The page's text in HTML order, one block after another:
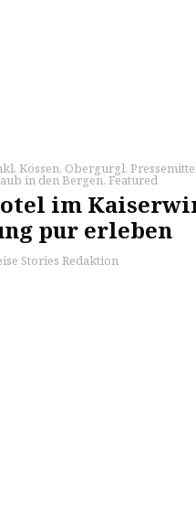
, Kössen, Obergurgl,
in den Bergen, Featured
im
pur erleben
Stories Redaktion